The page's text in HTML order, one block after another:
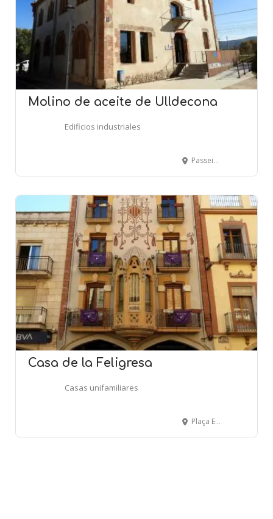
Molino de aceite de Ulldecona
Edificios industriales
Passeig de la Estació, 10 - ULLDECONA
Casa de la Feligresa
Casas unifamiliares
Plaça Església, 3 - ULLDECONA